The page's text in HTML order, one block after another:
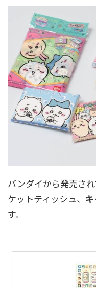
バンダイから発売さ
ケットティッシュ、
す。